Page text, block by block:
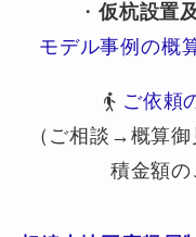
・ 仮杭設置
モデル事例の概
ご依頼
（ご相談→概算
積金額